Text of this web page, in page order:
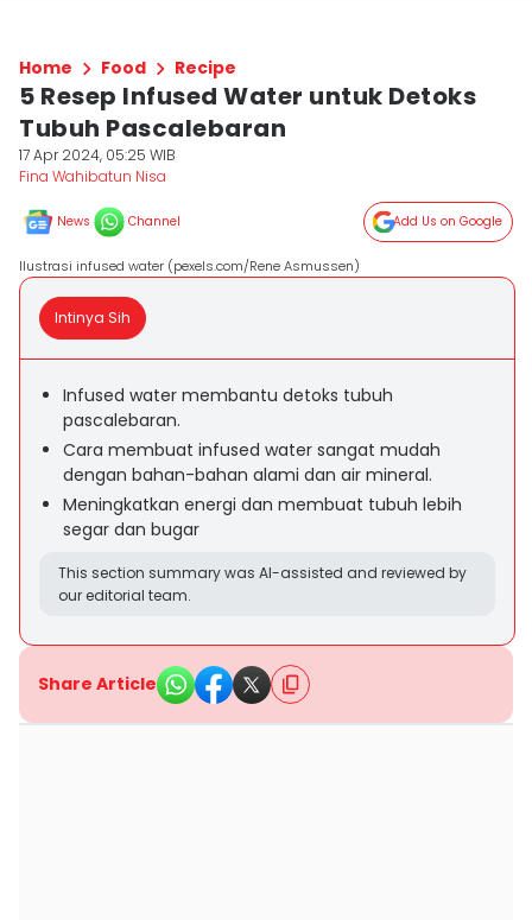
Home Food Recipe
5 Resep Infused Water untuk Detoks
Tubuh Pascalebaran
17 Apr 2024, 05:25 WIB
Fina Wahibatun Nisa
News Channel Add Us on Google
Ilustrasi infused water (pexels.com/Rene Asmussen)
Intinya Sih
Infused water membantu detoks tubuh
pascalebaran.
Cara membuat infused water sangat mudah
dengan bahan-bahan alami dan air mineral.
Meningkatkan energi dan membuat tubuh lebih
segar dan bugar
This section summary was AI-assisted and reviewed by
our editorial team.
Share Article